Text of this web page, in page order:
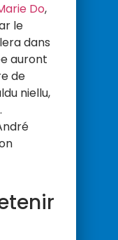
Do,
le
dans
auront
de
niellu,